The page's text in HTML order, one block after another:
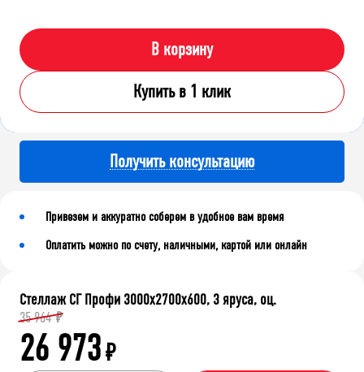
В корзину
Купить в 1 клик
Получить консультацию
Привезем и аккуратно соберем в удобное вам время
Оплатить можно по счету, наличными, картой или онлайн
Стеллаж СГ Профи 3000х2700х600, 3 яруса, оц.
35 964 ₽
26 973₽